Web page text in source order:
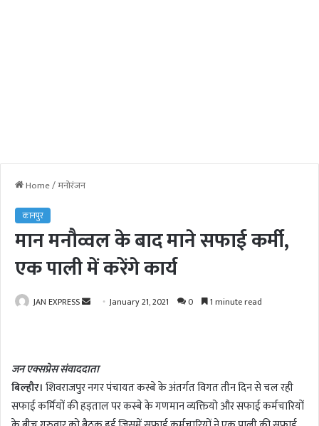
Home/मनोरंजन
कानपुर
मान मनौव्वल के बाद माने सफाई कर्मी,
एक पाली में करेंगे कार्य
JAN EXPRESS
a
n
e
m
January 21, 2021 0 1 minute read
जन एक्सप्रेस संवाददाता
बिल्हौर। शिवराजपुर नगर पंचायत कस्बे के अंतर्गत विगत तीन दिन से चल रही
सफाई कर्मियों की हड़ताल पर कस्बे के गणमान व्यक्तियो और सफाई कर्मचारियों